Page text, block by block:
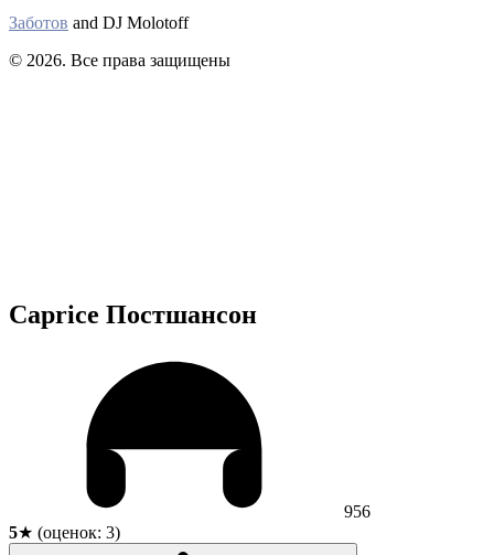
Заботов and DJ Molotoff
© 2026. Все права защищены
Caprice Постшансон
956
5★ (оценок: 3)